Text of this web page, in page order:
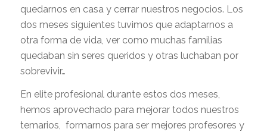
quedarnos en casa y cerrar nuestros negocios. Los
dos meses siguientes tuvimos que adaptarnos a
otra forma de vida, ver como muchas familias
quedaban sin seres queridos y otras luchaban por
sobrevivir…
En elite profesional durante estos dos meses,
hemos aprovechado para mejorar todos nuestros
temarios, formarnos para ser mejores profesores y